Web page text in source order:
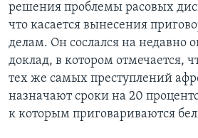
решения проблемы расовых
что касается вынесения
делам. Он сослался на недавно
доклад, в котором отмечается,
тех же самых преступлений
назначают сроки на 20
к которым приговариваются